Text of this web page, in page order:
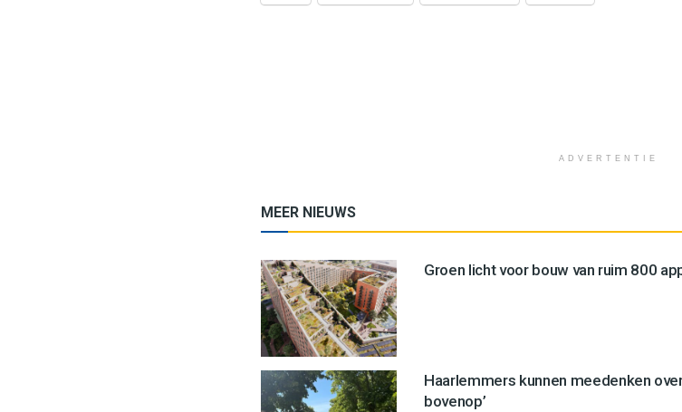
ADVERTENTIE
MEER NIEUWS
Groen licht voor bouw van ruim 800
Haarlemmers kunnen meedenken
bovenop’